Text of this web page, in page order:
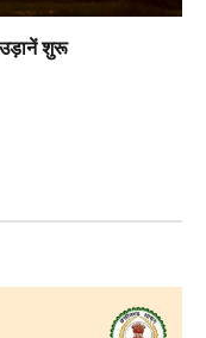
उड़ानें शुरू